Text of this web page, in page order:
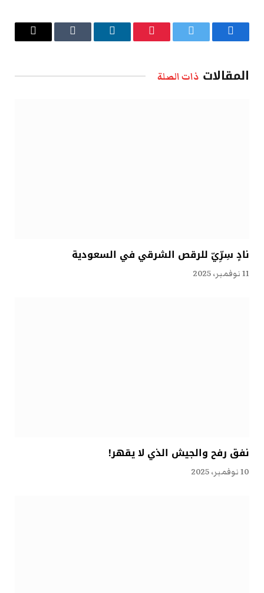
فيسبوك تويتر بينتيريستلينكدإن Tumblr
البريد
المقالات ذات الصلة
نادٍ سِرِّيّ للرقص الشرقي في السعودية
11 نوفمبر، 2025
نفق رفح والجيش الذي لا يقهر!
10 نوفمبر، 2025